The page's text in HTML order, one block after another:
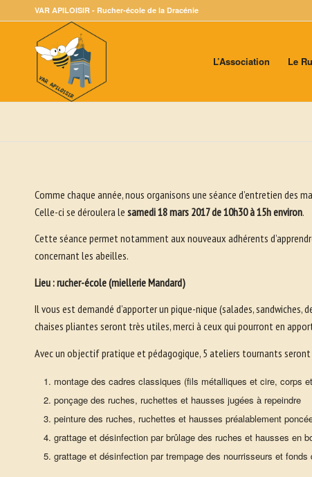
VAR APILOISIR - Rucher-école de la Dracénie
L’Association Le
Comme chaque année, nous organisons une séance d’entretien des
Celle-ci se déroulera le samedi 18 mars 2017 de 10h30 à 15h environ.
Cette séance permet notamment aux nouveaux adhérents
concernant les abeilles.
Lieu : rucher-école (miellerie Mandard)
Il vous est demandé d’apporter un pique-nique (salades,
chaises pliantes seront très utiles, merci à ceux qui pourront en
Avec un objectif pratique et pédagogique, 5 ateliers tournants seront
montage des cadres classiques (fils métalliques et cire, corps
ponçage des ruches, ruchettes et hausses jugées à repeindre
peinture des ruches, ruchettes et hausses préalablement
grattage et désinfection par brûlage des ruches et hausses en
grattage et désinfection par trempage des nourrisseurs et